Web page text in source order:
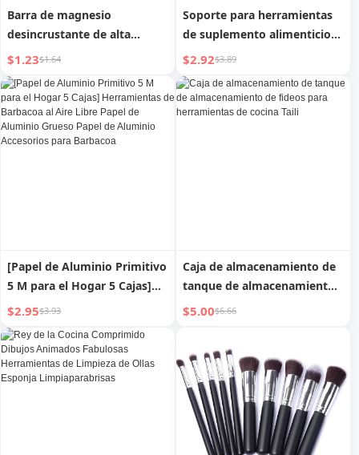
Barra de magnesio
desincrustante de alta
pureza para herramientas de
desmontaje de 50L
$1.23$1.64
Soporte para herramientas
de suplemento alimenticio
para bebés, mini, de acero
inoxidable, para el hogar
$2.92$3.89
[Papel de Aluminio Primitivo
5 M para el Hogar 5 Cajas]
Herramientas de Barbacoa al
Aire Libre Papel de Aluminio
Grueso Papel de Aluminio
Accesorios para Barbacoa
$2.95$3.93
Caja de almacenamiento de
tanque de almacenamiento
de fideos para herramientas
$5.00$6.66